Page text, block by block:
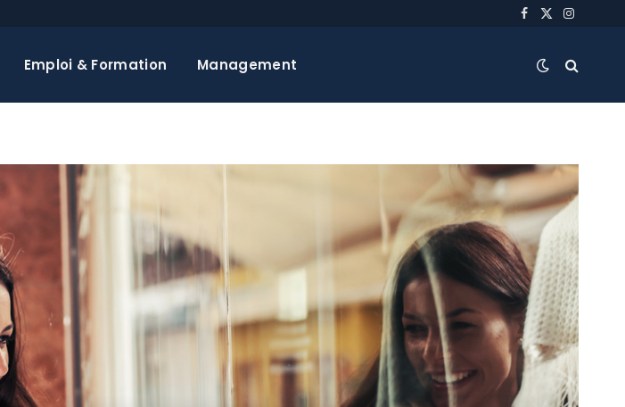
Facebook
X
Emploi & Formation Management